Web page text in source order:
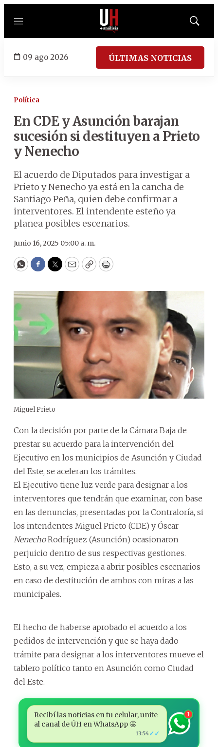
Menú
Mostrar
09 ago 2026 ÚLTIMAS NOTICIAS
Política
En CDE y Asunción barajan
sucesión si destituyen a Prieto
y Nenecho
El acuerdo de Diputados para investigar a
Prieto y Nenecho ya está en la cancha de
Santiago Peña, quien debe confirmar a
interventores. El intendente esteño ya
planea posibles escenarios.
Junio 16, 2025 05:00 a. m.
WhatsApp
Facebook
Twitter
EmailCopyPrint
Miguel Prieto
Con la decisión por parte de la Cámara Baja de
prestar su acuerdo para la intervención del
Ejecutivo en los municipios de Asunción y Ciudad
del Este, se aceleran los trámites.
El Ejecutivo tiene luz verde para designar a los
interventores que tendrán que examinar, con base
en las denuncias, presentadas por la Contraloría, si
los intendentes Miguel Prieto (CDE) y Óscar
NenechoRodríguez (Asunción) ocasionaron
perjuicio dentro de sus respectivas gestiones.
Esto, a su vez, empieza a abrir posibles escenarios
en caso de destitución de ambos con miras a las
municipales.
El hecho de haberse aprobado el acuerdo a los
pedidos de intervención y que se haya dado
trámite para designar a los interventores mueve el
tablero político tanto en Asunción como Ciudad
del Este.
Recibí las noticias en tu celular, unite
al canal de ÚH en WhatsApp 🤩
13:54✓✓
1